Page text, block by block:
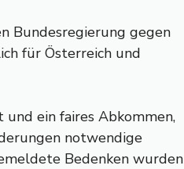
Bundesregierung gegen
für Österreich und
ein faires Abkommen,
notwendige
Bedenken wurden